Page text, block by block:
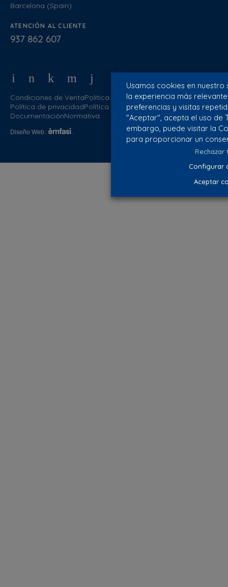
Barcelona (Spain)
ATENCIÓN AL CLIENTE
937 862 607
Condiciones de VentaPolítica de calidad
Política de privacidadPolítica de cookiesAviso LegalBlog
DocumentaciónNormativa
Diseño Web :
Usamos cookies en
la experiencia más
preferencias y visitas
"Aceptar", acepta el uso de
embargo, puede visitar la
para proporcionar un
Rechazar
Configurar
Aceptar